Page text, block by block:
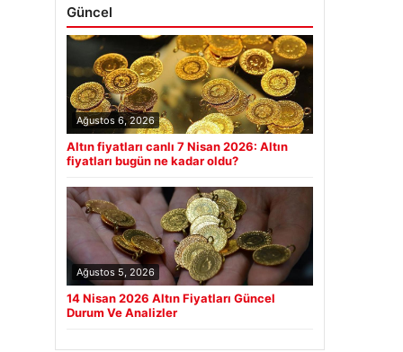
Güncel
Ağustos 6, 2026
Altın fiyatları canlı 7 Nisan 2026: Altın
fiyatları bugün ne kadar oldu?
Ağustos 5, 2026
14 Nisan 2026 Altın Fiyatları Güncel
Durum Ve Analizler